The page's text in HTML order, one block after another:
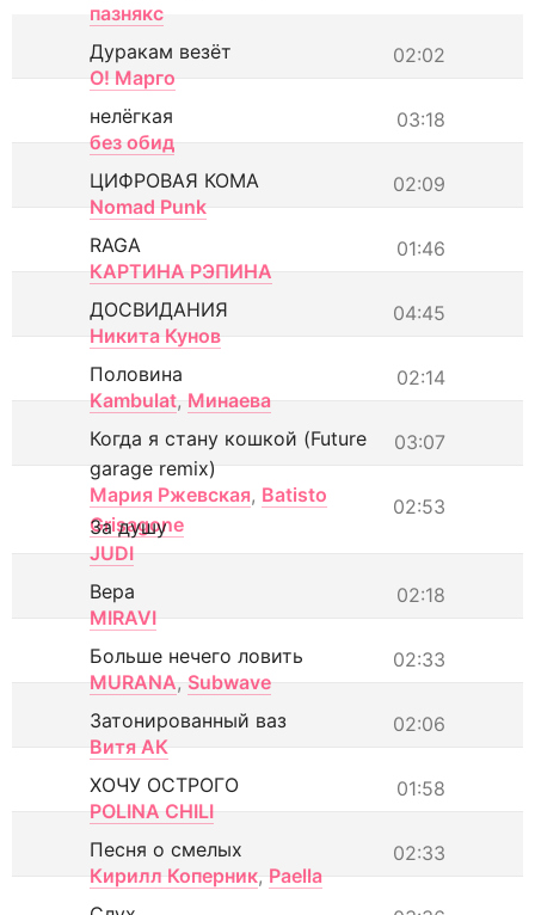
пазнякс
02:02
Дуракам везёт
О! Марго
03:18
нелёгкая
без обид
02:09
ЦИФРОВАЯ КОМА
Nomad Punk
01:46
RAGA
КАРТИНА РЭПИНА
04:45
ДОСВИДАНИЯ
Никита Кунов
02:14
Половина
Kambulat, Минаева
03:07
Когда я стану кошкой (Future
garage remix)
Мария Ржевская, Batisto
Grisagone
02:53
За душу
JUDI
02:18
Вера
MIRAVI
02:33
Больше нечего ловить
MURANA, Subwave
02:06
Затонированный ваз
Витя АК
01:58
ХОЧУ ОСТРОГО
POLINA CHILI
02:33
Песня о смелых
Кирилл Коперник, Paella